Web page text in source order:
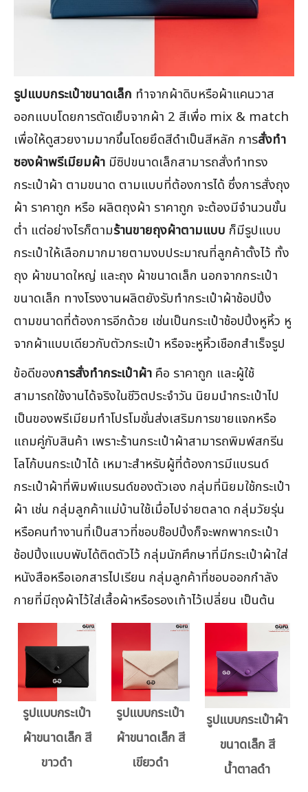
รูปแบบกระเป๋าขนาดเล็ก ทำจากผ้าดิบหรือผ้าแคนวาส
ออกแบบโดยการตัดเย็บจากผ้า 2 สีเพื่อ mix & match
เพื่อให้ดูสวยงามมากขึ้นโดยยึดสีดำเป็นสีหลัก การสั่งทำ
ซองผ้าพรีเมียมผ้า มีซิปขนาดเล็กสามารถสั่งทำทรง
กระเป๋าผ้า ตามขนาด ตามแบบที่ต้องการได้ ซึ่งการสั่งถุง
ผ้า ราคาถูก หรือ ผลิตถุงผ้า ราคาถูก จะต้องมีจำนวนขั้น
ต่ำ แต่อย่างไรก็ตามร้านขายถุงผ้าตามแบบ ก็มีรูปแบบ
กระเป๋าให้เลือกมากมายตามงบประมาณที่ลูกค้าตั้งไว้ ทั้ง
ถุง ผ้าขนาดใหญ่ และถุง ผ้าขนาดเล็ก นอกจากกระเป๋า
ขนาดเล็ก ทางโรงงานผลิตยังรับทำกระเป๋าผ้าช้อปปิ้ง
ตามขนาดที่ต้องการอีกด้วย เช่นเป็นกระเป๋าช้อปปิ้งหูหิ้ว หู
จากผ้าแบบเดียวกับตัวกระเป๋า หรือจะหูหิ้วเชือกสำเร็จรูป
ข้อดีของการสั่งทำกระเป๋าผ้า คือ ราคาถูก และผู้ใช้
สามารถใช้งานได้จริงในชีวิตประจำวัน นิยมนำกระเป๋าไป
เป็นของพรีเมียมทำโปรโมชั่นส่งเสริมการขายแจกหรือ
แถมคู่กับสินค้า เพราะร้านกระเป๋าผ้าสามารถพิมพ์สกรีน
โลโก้บนกระเป๋าได้ เหมาะสำหรับผู้ที่ต้องการมีแบรนด์
กระเป๋าผ้าที่พิมพ์แบรนด์ของตัวเอง กลุ่มที่นิยมใช้กระเป๋า
ผ้า เช่น กลุ่มลูกค้าแม่บ้านใช้เมื่อไปจ่ายตลาด กลุ่มวัยรุ่น
หรือคนทำงานที่เป็นสาวที่ชอบช๊อปปิ้งก็จะพกพากระเป๋า
ช้อปปิ้งแบบพับได้ติดตัวไว้ กลุ่มนักศึกษาที่มีกระเป๋าผ้าใส่
หนังสือหรือเอกสารไปเรียน กลุ่มลูกค้าที่ชอบออกกำลัง
กายที่มีถุงผ้าไว้ใส่เสื้อผ้าหรือรองเท้าไว้เปลี่ยน เป็นต้น
รูปแบบกระเป๋า
ผ้าขนาดเล็ก สี
ขาวดำ
รูปแบบกระเป๋า
ผ้าขนาดเล็ก สี
เขียวดำ
รูปแบบกระเป๋าผ้า
ขนาดเล็ก สี
น้ำตาลดำ